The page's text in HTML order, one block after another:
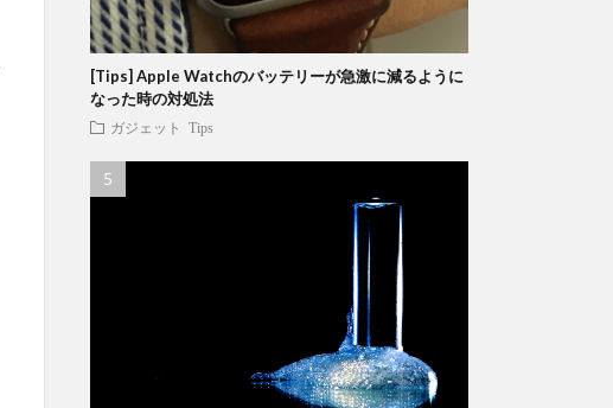
[Tips] Apple Watchのバッテリーが急激に減るように
なった時の対処法
ガジェット Tips